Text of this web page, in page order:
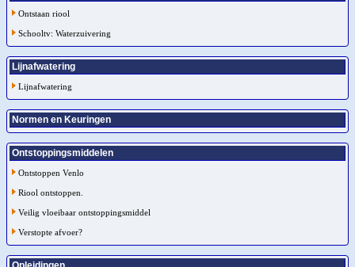
Ontstaan riool
Schooltv: Waterzuivering
Lijnafwatering
Lijnafwatering
Normen en Keuringen
Ontstoppingsmiddelen
Ontstoppen Venlo
Riool ontstoppen.
Veilig vloeibaar ontstoppingsmiddel
Verstopte afvoer?